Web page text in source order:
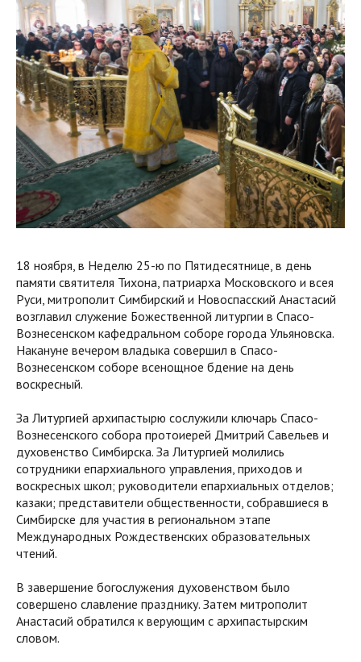
18 ноября, в Неделю 25-ю по Пятидесятнице, в день
памяти святителя Тихона, патриарха Московского и всея
Руси, митрополит Симбирский и Новоспасский Анастасий
возглавил служение Божественной литургии в Спасо-
Вознесенском кафедральном соборе города Ульяновска.
Накануне вечером владыка совершил в Спасо-
Вознесенском соборе всенощное бдение на день
воскресный.
За Литургией архипастырю сослужили ключарь Спасо-
Вознесенского собора протоиерей Дмитрий Савельев и
духовенство Симбирска. За Литургией молились
сотрудники епархиального управления, приходов и
воскресных школ; руководители епархиальных отделов;
казаки; представители общественности, собравшиеся в
Симбирске для участия в региональном этапе
Международных Рождественских образовательных
чтений.
В завершение богослужения духовенством было
совершено славление празднику. Затем митрополит
Анастасий обратился к верующим с архипастырским
словом.